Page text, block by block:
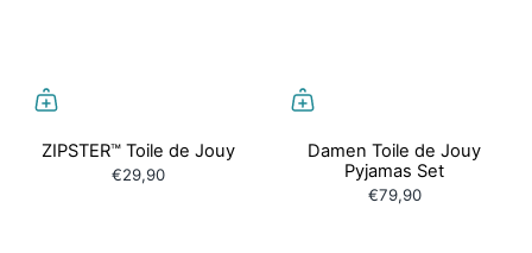
ZIPSTER™ Toile de Jouy
€29,90
Damen Toile de Jouy
Pyjamas Set
€79,90